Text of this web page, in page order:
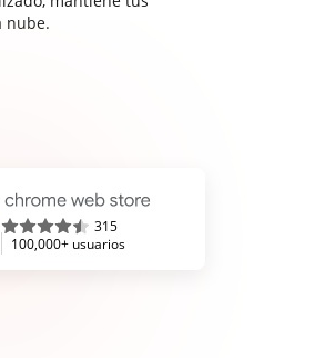
nube.
315
100,000+ usuarios